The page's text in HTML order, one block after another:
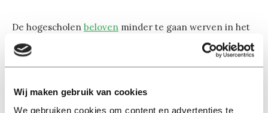
Wij maken gebruik van cookies
We gebruiken cookies om content en advertenties te
De hogescholen beloven minder te gaan werven in het
buitenland. Verder gaan ze volgens hun eigen plannen
een harde bovengrens stellen aan de buitenlandse
Afzonderlijke universiteiten